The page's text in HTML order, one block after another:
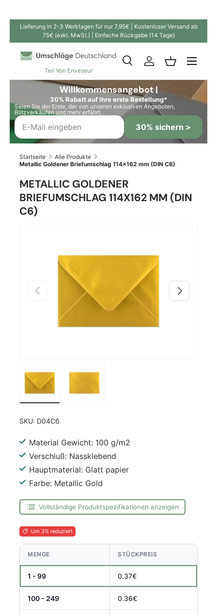
Direkt zum Inhalt
Lieferung in 2-3 Werktagen für nur 7,95€ | Kostenloser Versand ab
75€ (exkl. MwSt.) | Einfache Rückgabe (14 Tage)
Teil Von Enveseur
SuchenSuchen
SucheEinloggen
Willkommensangebot |
30% Rabatt auf Ihre erste Bestellung*
Seien Sie der Erste, der von unseren exklusiven Angeboten,
Blitzverkäufen und mehr erfährt.
30% sichern >
Startseite
Alle Produkte
Metallic Goldener Briefumschlag 114x162 mm (DIN C6)
METALLIC GOLDENER
BRIEFUMSCHLAG 114X162 MM (DIN
C6)
Vorherige Nächste
SKU: D04C6
Material Gewicht: 100 g/m2
Verschluß: Nassklebend
Hauptmaterial: Glatt papier
Farbe: Metallic Gold
Vollständige Produktspezifikationen anzeigen
Um 3% reduziert
MENGE STÜCKPREIS
1 - 99 0.37€
100 - 249 0.36€